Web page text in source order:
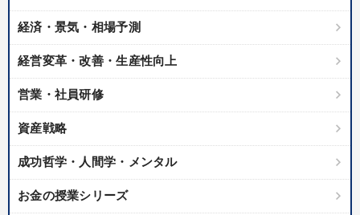
業種
製造業 卸売・小売・飲食業
IT・サービス・金融業
キーワード
経済・景気・相場予測
経営変革・改善・生産性向上
営業・社員研修
資産戦略
成功哲学・人間学・メンタル
お金の授業シリーズ